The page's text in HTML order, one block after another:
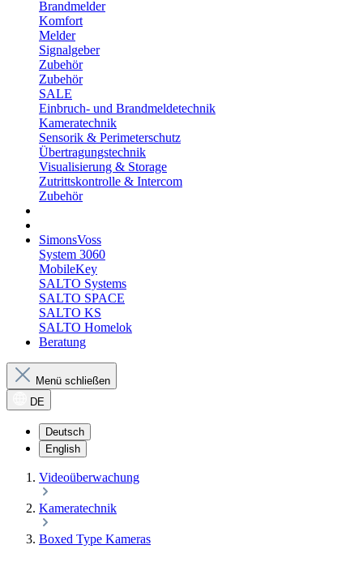
Brandmelder
Komfort
Melder
Signalgeber
Zubehör
Zubehör
SALE
Einbruch- und Brandmeldetechnik
Kameratechnik
Sensorik & Perimeterschutz
Übertragungstechnik
Visualisierung & Storage
Zutrittskontrolle & Intercom
Zubehör
SimonsVoss
System 3060
MobileKey
SALTO Systems
SALTO SPACE
SALTO KS
SALTO Homelok
Beratung
Menü schließen
DE
Deutsch
English
Videoüberwachung
Kameratechnik
Boxed Type Kameras